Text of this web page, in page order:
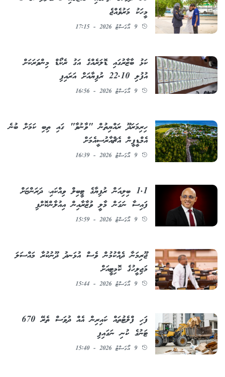
މީހަކު މަރުވެއްޖެ
9 އޯގަސްޓު 2026 - 17:15
ކަޅު ބާޒާރުގައި ޑޮލަރެއްގެ އަގު ރެކޯޑް މިންވަރަކަށް
އުފުލި 22.10 ރުފިޔާއަށް އަރައިފި
9 އޯގަސްޓު 2026 - 16:56
ހިރިމަރަދޫ ރައްޔިތުން "ވާނުވާ" ގައި ތިބި ކަމަށް ބުނެ
އެމްޑީޕީން އެޗްއާރުސީއެމަށް
9 އޯގަސްޓު 2026 - 16:39
1.1 ބިލިއަން ރުފިޔާގެ ޓީބިލް ވިއްކައި، ދަރަންޏަށް
ފައިސާ ނަގަން މާލީ ވުޒާރާއިން އިއުލާންކޮށްފި
9 އޯގަސްޓު 2026 - 15:59
ޖޫރިމަނާ ދެއްކުމުން ވެސް އުޅަނދު ދޫނުކުރާ މައްސަލަ
މަޖިލީހުގެ ކޮމިޓީއަށް
9 އޯގަސްޓު 2026 - 15:44
ފަހި ފްލެޓުތައް ކައިރިން އެއް ދުވަސް ތެރޭ 670
ޓަނުގެ ކުނި ނަގައިފި
9 އޯގަސްޓު 2026 - 15:40